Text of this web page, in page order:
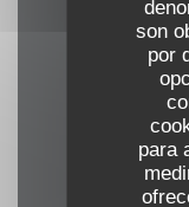
son
por
para